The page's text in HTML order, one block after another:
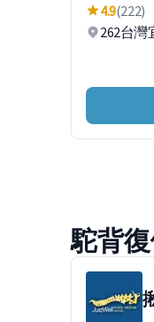
4.9(222)
262台灣
駝背